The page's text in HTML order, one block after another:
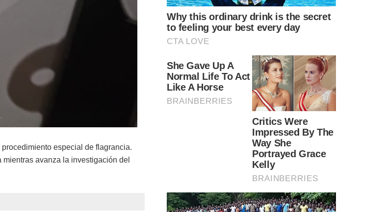
especial de flagrancia.
avanza la investigación del